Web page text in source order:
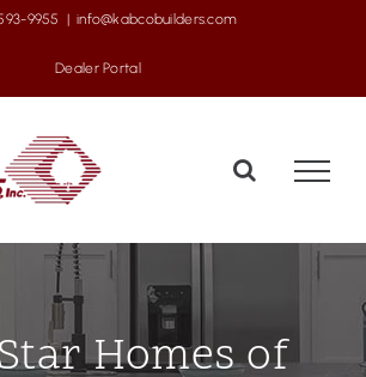
9955 | info@kabcobuilders.com
Dealer Portal
Homes of